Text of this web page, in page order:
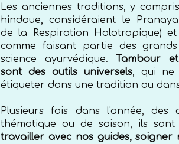
Les anciennes traditions, y
hindoue, considéraient le
de la Respiration Holotropique)
comme faisant partie des
science ayurvédique. Tambour
sont des outils universels, qui ne
étiqueter dans une tradition ou
Plusieurs fois dans l'année, des
thématique ou de saison, ils sont
travailler avec nos guides,